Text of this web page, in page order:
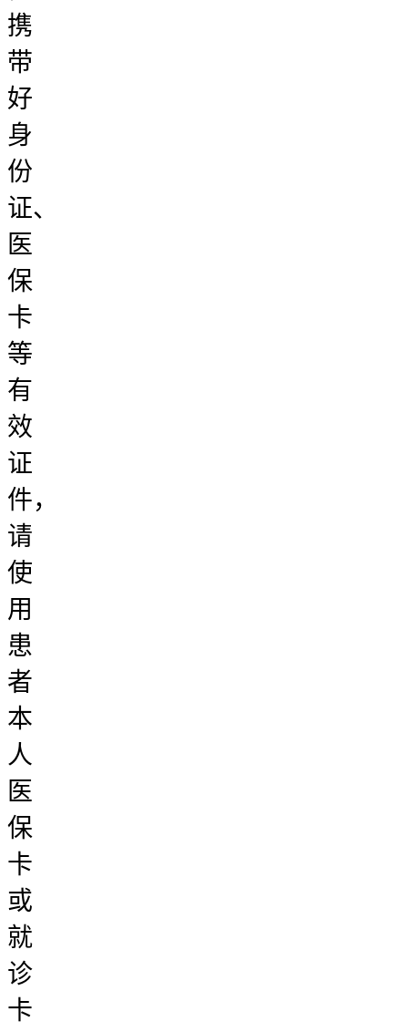
携
带
好
身
份
证、
医
保
卡
等
有
效
证
件，
请
使
用
患
者
本
人
医
保
卡
或
就
诊
卡